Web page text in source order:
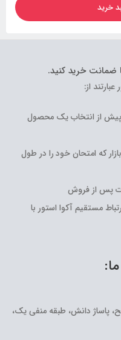
خرید
ضمانت خرید کنید.
از:
پیش از انتخاب یک محصول
که امتحان خود را در طول
پس از فروش
مستقیم آکوا استور با
پاساژ دانش، طبقه منفی یک،